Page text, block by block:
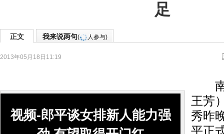
足
正文 我来说两句( 人参与)
2013年05月18日11:19
视频-郎平谈女排新人能力强
南
王芳
秀昨
平正